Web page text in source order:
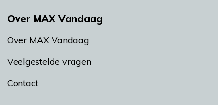
Over MAX Vandaag
Over MAX Vandaag
Veelgestelde vragen
Contact